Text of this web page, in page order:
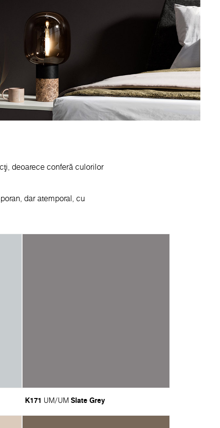
deoarece conferă culorilor
dar atemporal, cu
K171 UM/UM Slate Grey